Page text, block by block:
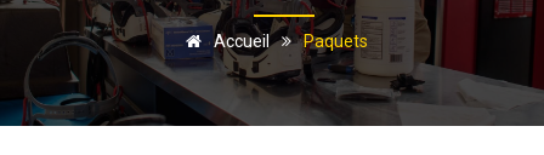
Accueil Paquets